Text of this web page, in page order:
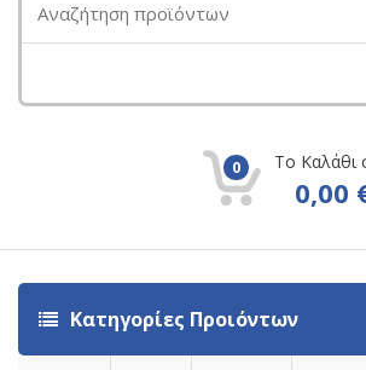
για:
0 Το Καλάθι
0,00
Κατηγορίες Προιόντων